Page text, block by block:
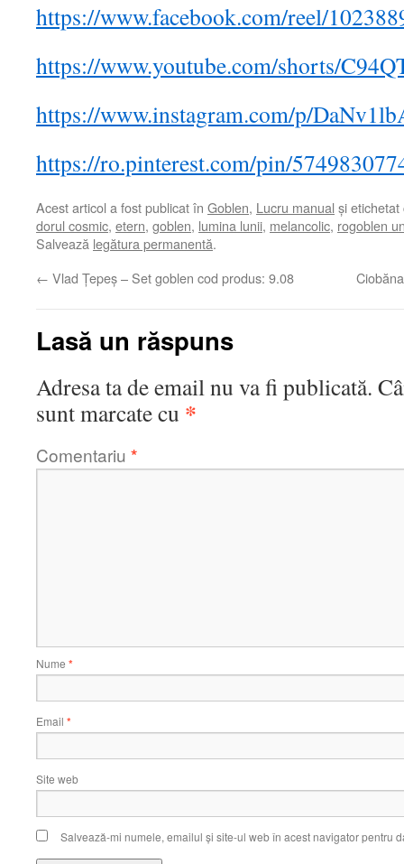
https://www.facebook.com/reel/
https://www.youtube.com/shorts/
https://www.instagram.com/p/
https://ro.pinterest.com/pin/
Acest articol a fost publicat în Goblen, Lucru manual și
dorul cosmic, etern, goblen, lumina lunii, melancolic, rogoblen
Salvează legătura permanentă.
← Vlad Țepeș – Set goblen cod produs: 9.08
Lasă un răspuns
Adresa ta de email nu va fi publicată.
sunt marcate cu *
Comentariu *
Nume *
Email *
Site web
Salvează-mi numele, emailul și site-ul web în acest navigator pentru